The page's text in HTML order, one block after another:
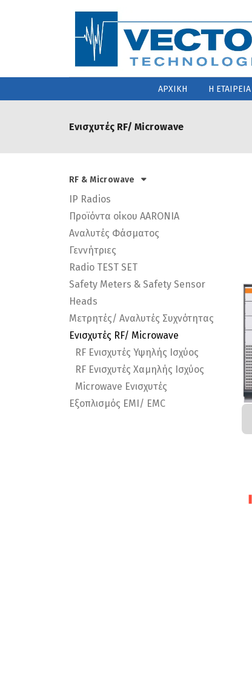
ΑΡΧΙΚΗ Η ΕΤΑΙΡΕΙΑ
Ενισχυτές RF/ Microwave
RF & Microwave
IP Radios
Προϊόντα οίκου AARONIA
Αναλυτές Φάσματος
Γεννήτριες
Radio TEST SET
Safety Meters & Safety Sensor
Heads
Μετρητές/ Αναλυτές Συχνότητας
Ενισχυτές RF/ Microwave
RF Ενισχυτές Υψηλής Ισχύος
RF Ενισχυτές Χαμηλής Ισχύος
Microwave Ενισχυτές
Εξοπλισμός EMI/ EMC